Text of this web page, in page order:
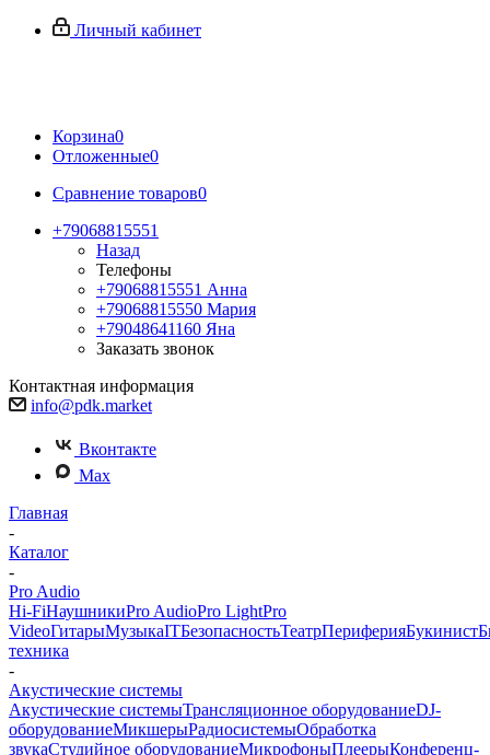
Личный кабинет
Корзина0
Отложенные0
Сравнение товаров0
+79068815551
Назад
Телефоны
+79068815551 Анна
+79068815550 Мария
+79048641160 Яна
Заказать звонок
Контактная информация
info@pdk.market
Вконтакте
Max
Главная
-
Каталог
-
Pro Audio
Hi-FiНаушникиPro AudioPro LightPro
VideoГитарыМузыкаITБезопасностьТеатрПериферияБукинист
техника
-
Акустические системы
Акустические системыТрансляционное оборудованиеDJ-
оборудованиеМикшерыРадиосистемыОбработка
звукаСтудийное оборудованиеМикрофоныПлеерыКонференц-